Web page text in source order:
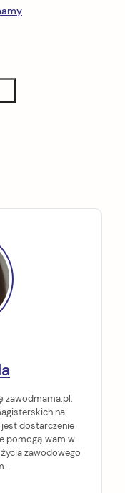
zawodmama.pl.
na
dostarczenie
pomogą wam w
zawodowego